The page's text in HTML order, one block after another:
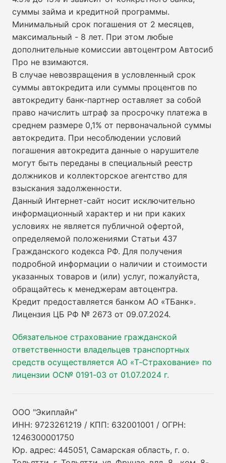
суммы займа и кредитной программы.
Минимальный срок погашения от 2 месяцев,
максимальный - 8 лет. При этом любые
дополнительные комиссии автоцентром Автосиб
Про не взимаются.
В случае невозвращения в условленный срок
суммы автокредита или суммы процентов по
автокредиту банк-партнер оставляет за собой
право начислить штраф за просрочку платежа в
среднем размере 0,1% от первоначальной суммы
автокредита. При несоблюдении условий
погашения автокредита данные о нарушителе
могут быть переданы в специальный реестр
должников и коллекторское агентство для
взыскания задолженности.
Данный Интернет-сайт носит исключительно
информационный характер и ни при каких
условиях не является публичной офертой,
определяемой положениями Статьи 437
Гражданского кодекса РФ. Для получения
подробной информации о наличии и стоимости
указанных товаров и (или) услуг, пожалуйста,
обращайтесь к менеджерам автоцентра.
Кредит предоставляется банком АО «ТБанк».
Лицензия ЦБ РФ № 2673 от 09.07.2024.
Обязательное страхование гражданской
ответственности владельцев транспортных
средств осуществляется АО «Т-Страхование» по
лицензии ОС№ 0191-03 от 01.07.2024 г.
ООО "Экиплайн"
ИНН: 9723261219 / КПП: 632001001 / ОГРН:
1246300001750
Юр. адрес: 445051, Самарская область, г. о.